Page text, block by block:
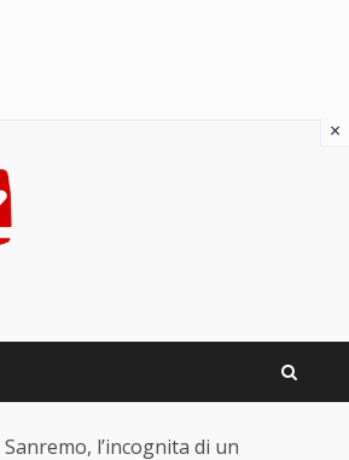
Sanremo, l’incognita di un
×